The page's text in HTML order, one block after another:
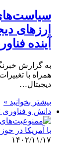
ارزهای
آینده
به گزارش
همراه با
دیجیتال…
بیشتر بخوانید »
دانش و فناوری
۱۴۰۲/۱۱/۱۷